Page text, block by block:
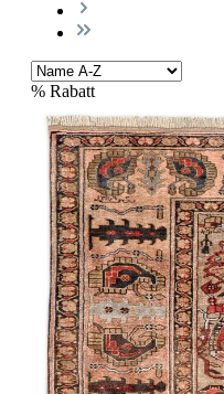
% Rabatt